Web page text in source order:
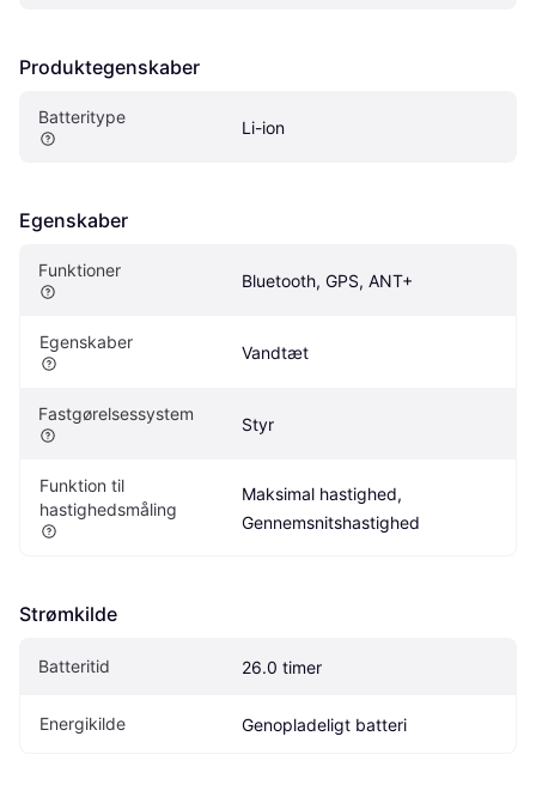
Produktegenskaber
Batteritype
Li-ion
Egenskaber
Funktioner
Bluetooth, GPS, ANT+
Egenskaber
Vandtæt
Fastgørelsessystem
Styr
Funktion til
hastighedsmåling
Maksimal hastighed,
Gennemsnitshastighed
Strømkilde
Batteritid 26.0 timer
Energikilde Genopladeligt batteri